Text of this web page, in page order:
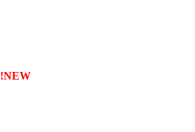
Тепер ти можеш зареєструвати власну